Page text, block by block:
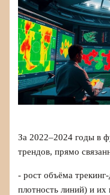
За 2022–2024 годы в
трендов, прямо
- рост объёма
плотность линий) и